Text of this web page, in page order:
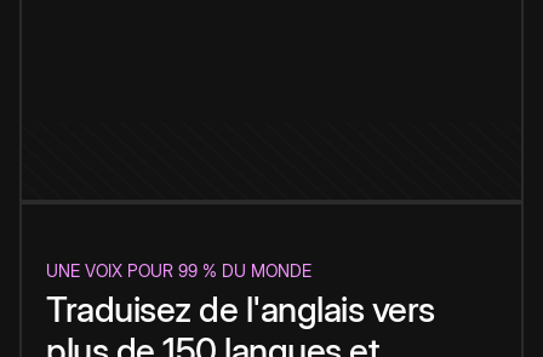
UNE VOIX POUR 99 % DU MONDE
Traduisez de l'anglais vers